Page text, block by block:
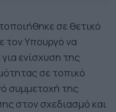
σε θετικό
τον Υπουργό να
ενίσχυση της
σε τοπικό
συμμετοχή της
στον σχεδιασμό και